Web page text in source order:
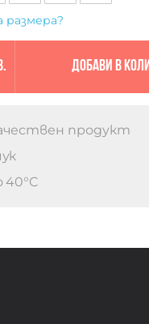
размера?
Добави в
продукт
40°C